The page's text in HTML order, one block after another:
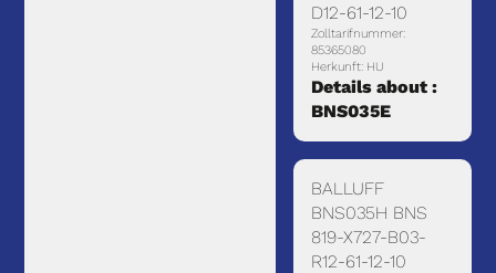
D12-61-12-10
Zolltarifnummer:
85365080
Herkunft: HU
Details about :
BNS035E
BALLUFF
BNS035H BNS
819-X727-B03-
R12-61-12-10